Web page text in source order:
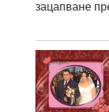
зацапване